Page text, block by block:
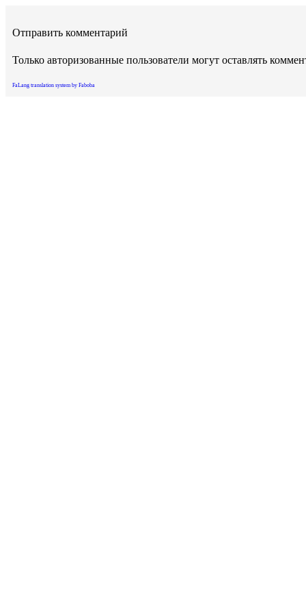
Отправить комментарий
Только авторизованные пользователи могут оставлять
FaLang translation system by Faboba